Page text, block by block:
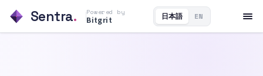
Sentra. Powered by
Bitgrit 日本語 EN